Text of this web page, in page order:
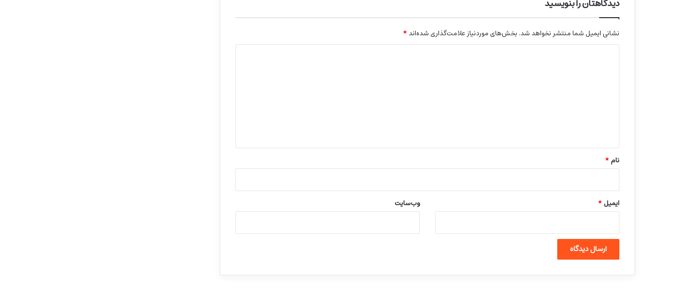
دیدگاهتان را بنویسید
نشانی ایمیل شما منتشر نخواهد شد. بخش‌های موردنیاز علامت‌گذاری شده‌اند*
نام*
ایمیل* وب‌سایت